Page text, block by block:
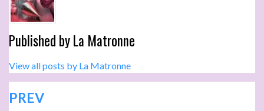
Published byLa Matronne
View all posts by La Matronne
PREV